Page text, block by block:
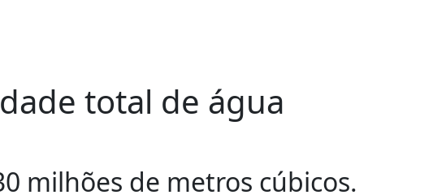
total de água
milhões de metros cúbicos.